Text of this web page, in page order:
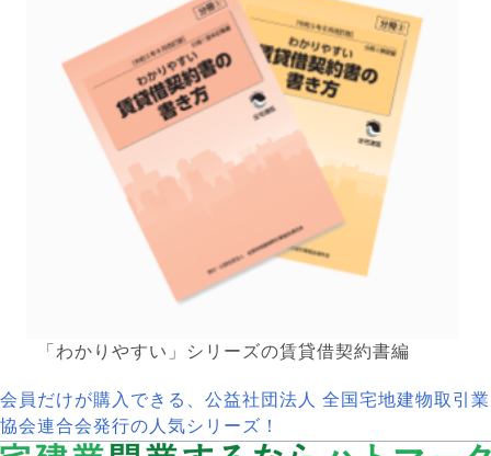
「わかりやすい」シリーズの賃貸借契約書編
会員だけが購入できる、公益社団法人 全国宅地建物取引業
協会連合会発行の人気シリーズ！